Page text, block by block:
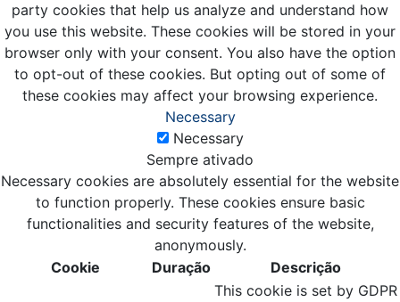
party cookies that help us analyze and understand how
you use this website. These cookies will be stored in your
browser only with your consent. You also have the option
to opt-out of these cookies. But opting out of some of
these cookies may affect your browsing experience.
Necessary
Necessary
Sempre ativado
Necessary cookies are absolutely essential for the website
to function properly. These cookies ensure basic
functionalities and security features of the website,
anonymously.
Cookie
Duração Descrição
This cookie is set by GDPR